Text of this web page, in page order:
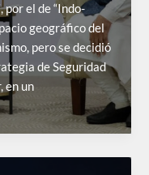
el de “Indo-
geográfico del
pero se decidió
de Seguridad
en un